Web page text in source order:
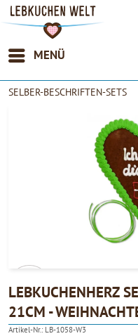
MENÜ
SELBER-BESCHRIFTEN-SETS
4.90
LEBKUCHENHERZ
21CM -
Artikel-Nr.: LB-1058-W3